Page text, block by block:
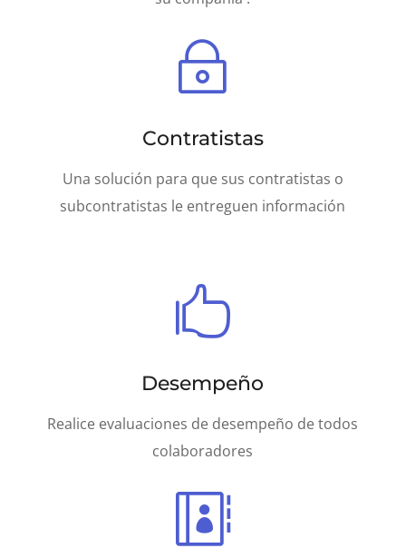
~
Contratistas
Una solución para que sus contratistas o
subcontratistas le entreguen información

Desempeño
Realice evaluaciones de desempeño de todos
colaboradores
